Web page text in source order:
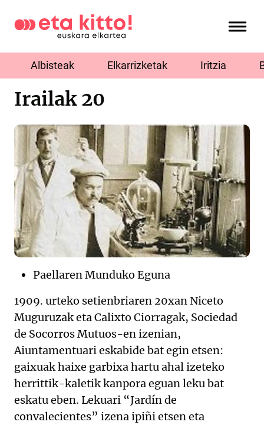
Albisteak Elkarrizketak Iritzia
Irailak 20
Paellaren Munduko Eguna
1909. urteko setienbriaren 20xan Niceto
Muguruzak eta Calixto Ciorragak, Sociedad
de Socorros Mutuos-en izenian,
Aiuntamentuari eskabide bat egin etsen:
gaixuak haixe garbixa hartu ahal izeteko
herrittik-kaletik kanpora eguan leku bat
eskatu eben. Lekuari “Jardín de
convalecientes” izena ipiñi etsen eta